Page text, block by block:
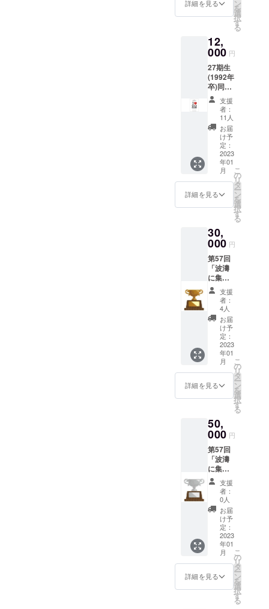
に集
う」オ
ルクリ
アファ
イル 第
56回
「波濤
に集
う」オ
リジナ
ルTシャ
ツ 浜松
南高校
オリジ
ナルマ
フラー
タオル
詳細を見る ン
を
選
択
す
る
12,
000 円
27期生
(1992年
卒)同窓
会実行
委員一
同より
お礼
メール
第56回
「波濤
に集
う」会
誌 第56
回「波
濤に集
う」オ
ルクリ
アファ
イル 第
56回
「波濤
に集
う」オ
リジナ
ルＴ
シャツ
浜松南
高校オ
リジナ
ルマフ
ラータ
オル
支援
者：
11人
お届
け予
定：
2023
年01
月
詳細を見る
こ
の
リ
タ
ー
ン
を
選
択
す
る
30,
000 円
第57回
「波濤
に集
う」会
誌及び
今年度
の特設
ホーム
ページ
Bronze
Support
erとし
てお名
前掲載
27期生
卒)同窓
会実行
委員一
同より
お礼
メール
第56回
「波濤
に集
う」会
誌 第56
回「波
濤に集
う」オ
リジナ
ルクリ
アファ
支援
者：
4人
お届
け予
定：
2023
年01
月
詳細を見る
こ
の
リ
タ
ー
ン
を
選
択
す
る
50,
000 円
第57回
「波濤
に集
う」会
誌及び
今年度
の特設
ホーム
ページ
にSilver
Support
erとし
てお名
前掲載
27期生
(1992年
支援
者：
0人
お届
け予
定：
2023
年01
月
詳細を見る
こ
の
リ
タ
ー
ン
を
選
択
す
る